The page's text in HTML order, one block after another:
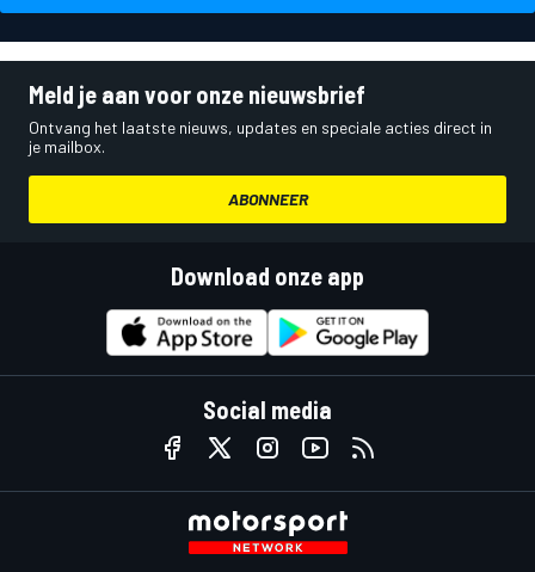
Meld je aan voor onze nieuwsbrief
Ontvang het laatste nieuws, updates en speciale acties direct in
je mailbox.
ABONNEER
Download onze app
Social media